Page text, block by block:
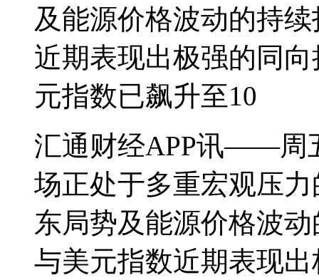
及能源价格波动的持
近期表现出极强的同
元指数已飙升至10
汇通财经APP讯——周
场正处于多重宏观压
东局势及能源价格波
与美元指数近期表现